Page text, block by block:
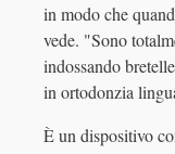
in modo che
vede. "Sono
indossando
in ortodonzia
È un dispositivo